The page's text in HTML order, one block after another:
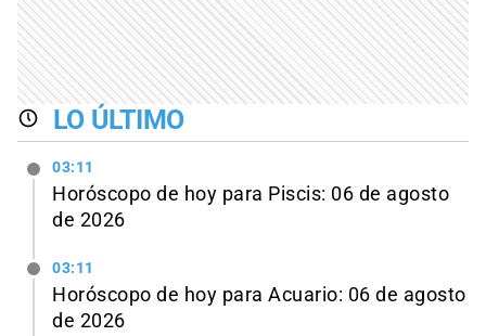
LO ÚLTIMO
03:11
Horóscopo de hoy para Piscis: 06 de agosto
de 2026
03:11
Horóscopo de hoy para Acuario: 06 de agosto
de 2026